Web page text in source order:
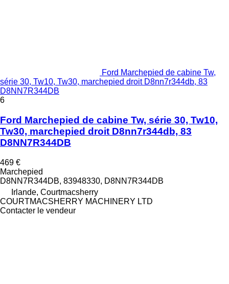
Ford Marchepied de cabine Tw,
série 30, Tw10, Tw30, marchepied droit D8nn7r344db, 83
D8NN7R344DB
6
Ford Marchepied de cabine Tw, série 30, Tw10,
Tw30, marchepied droit D8nn7r344db, 83
D8NN7R344DB
469 €
Marchepied
D8NN7R344DB, 83948330, D8NN7R344DB
Irlande, Courtmacsherry
COURTMACSHERRY MACHINERY LTD
Contacter le vendeur